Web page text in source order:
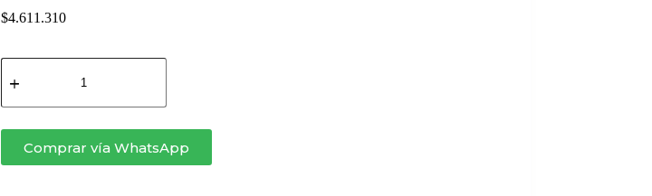
$4.611.310
SOFÁ
SIERRA
2
ASIENTOS
EXTENSIBLES
cantidad
Comprar vía WhatsApp